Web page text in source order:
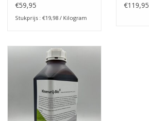
€59,95
Stukprijs : €19,98 / Kilogram
€119,95